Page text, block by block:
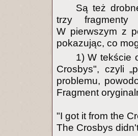
Są też
trzy fragmenty
W pierwszym z
pokazując, co
1) W tekście
Crosbys", czyli
problemu,
Fragment
"I got it from the
The Crosbys